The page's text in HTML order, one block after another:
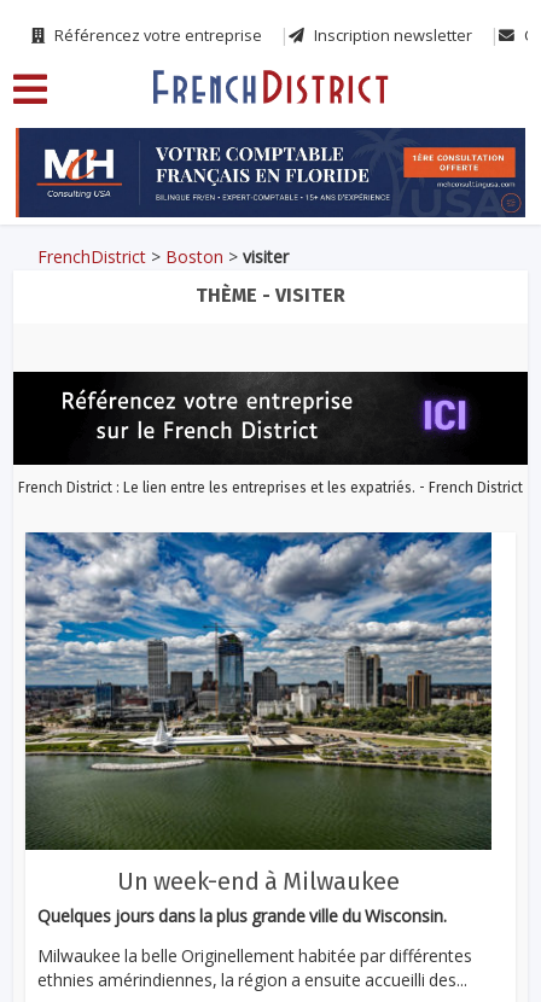
Référencez votre entreprise Inscription newsletter
FrenchDistrict > Boston >visiter
THÈME - VISITER
French District : Le lien entre les entreprises et les expatriés. - French District
Un week-end à Milwaukee
Quelques jours dans la plus grande ville du Wisconsin.
Milwaukee la belle Originellement habitée par différentes
ethnies amérindiennes, la région a ensuite accueilli des...